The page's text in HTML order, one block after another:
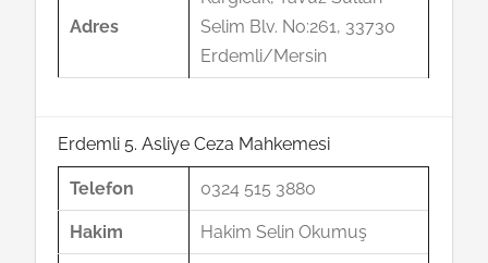
Adres
Selim Blv. No:261, 33730
Erdemli/Mersin
Erdemli 5. Asliye Ceza Mahkemesi
Telefon 0324 515 3880
Hakim Hakim Selin Okumuş